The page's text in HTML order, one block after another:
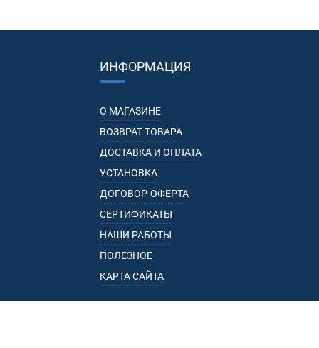
ИНФОРМАЦИЯ
О МАГАЗИНЕ
ВОЗВРАТ ТОВАРА
ДОСТАВКА И ОПЛАТА
УСТАНОВКА
ДОГОВОР-ОФЕРТА
СЕРТИФИКАТЫ
НАШИ РАБОТЫ
ПОЛЕЗНОЕ
КАРТА САЙТА